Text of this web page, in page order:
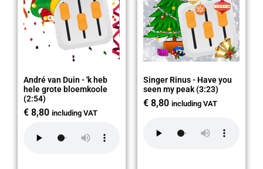
André van Duin - 'k heb
hele grote bloemkoole
(2:54)
€ 8,80 including VAT
Singer Rinus - Have you
seen my peak (3:23)
€ 8,80 including VAT